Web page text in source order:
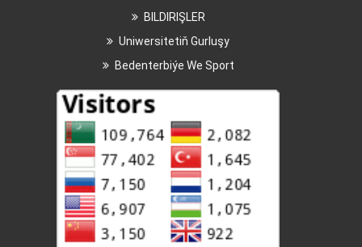
BILDIRIŞLER
Uniwersitetiň Gurluşy
Bedenterbiýe We Sport